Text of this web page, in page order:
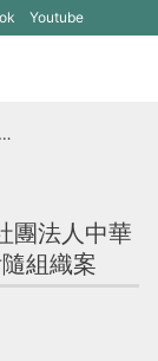
(另
開
啟
Youtube
團法人中華
組織案